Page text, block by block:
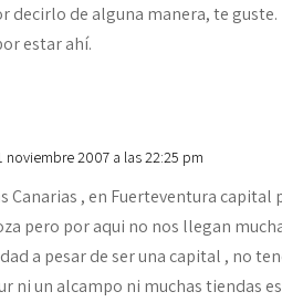
decirlo de alguna manera, te guste.
estar ahí.
noviembre 2007 a las 22:25 pm
Canarias , en Fuerteventura capital
pero por aqui no nos llegan
a pesar de ser una capital , no
ni un alcampo ni muchas tiendas